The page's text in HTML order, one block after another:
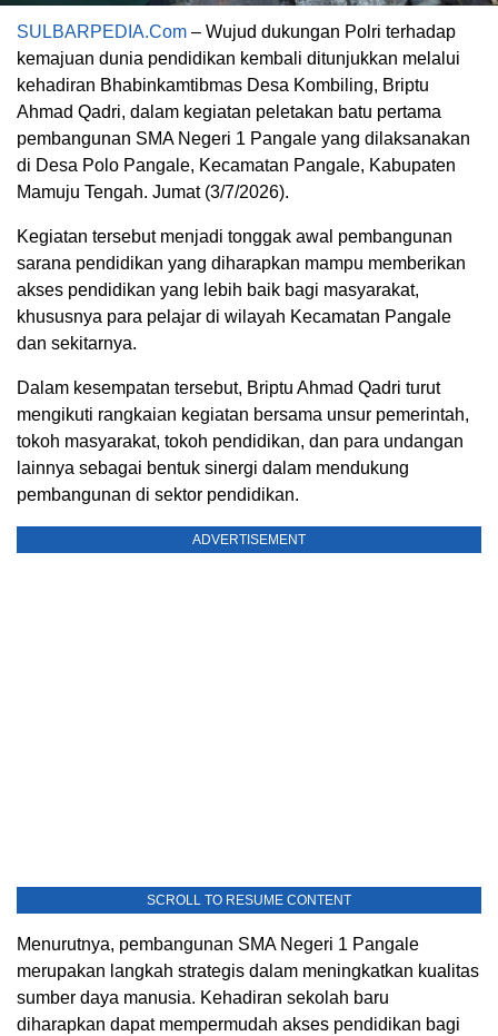
SULBARPEDIA.Com – Wujud dukungan Polri terhadap
kemajuan dunia pendidikan kembali ditunjukkan melalui
kehadiran Bhabinkamtibmas Desa Kombiling, Briptu
Ahmad Qadri, dalam kegiatan peletakan batu pertama
pembangunan SMA Negeri 1 Pangale yang dilaksanakan
di Desa Polo Pangale, Kecamatan Pangale, Kabupaten
Mamuju Tengah. Jumat (3/7/2026).
Kegiatan tersebut menjadi tonggak awal pembangunan
sarana pendidikan yang diharapkan mampu memberikan
akses pendidikan yang lebih baik bagi masyarakat,
khususnya para pelajar di wilayah Kecamatan Pangale
dan sekitarnya.
Dalam kesempatan tersebut, Briptu Ahmad Qadri turut
mengikuti rangkaian kegiatan bersama unsur pemerintah,
tokoh masyarakat, tokoh pendidikan, dan para undangan
lainnya sebagai bentuk sinergi dalam mendukung
pembangunan di sektor pendidikan.
ADVERTISEMENT
SCROLL TO RESUME CONTENT
Menurutnya, pembangunan SMA Negeri 1 Pangale
merupakan langkah strategis dalam meningkatkan kualitas
sumber daya manusia. Kehadiran sekolah baru
diharapkan dapat mempermudah akses pendidikan bagi